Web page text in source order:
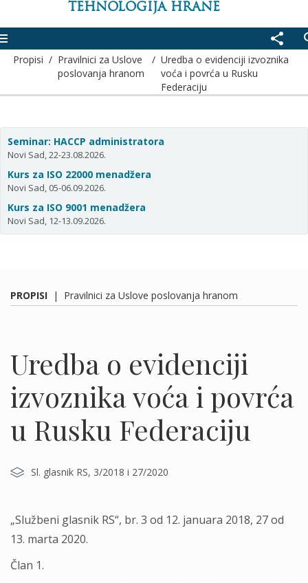
TEHNOLOGIJA HRANE
share
Propisi / Pravilnici za Uslove
poslovanja hranom
/ Uredba o evidenciji izvoznika
voća i povrća u Rusku
Federaciju
Seminar: HACCP administratora
Novi Sad, 22-23.08.2026.
Kurs za ISO 22000 menadžera
Novi Sad, 05-06.09.2026.
Kurs za ISO 9001 menadžera
Novi Sad, 12-13.09.2026.
PROPISI | Pravilnici za Uslove poslovanja hranom
Uredba o evidenciji
izvoznika voća i povrća
u Rusku Federaciju
Sl. glasnik RS, 3/2018 i 27/2020
„Službeni glasnik RS“, br. 3 od 12. januara 2018, 27 od
13. marta 2020.
Član 1.